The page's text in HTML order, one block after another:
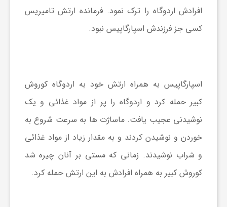
افرادش اردوگاه را ترک نمود. فرمانده ارتش تامیریس
کسی جز فرزندش اسپارگاپیس نبود.
اسپارگاپیس به همراه ارتش خود به اردوگاه کوروش
کبیر حمله کرد و اردوگاه را پر از مواد غذائی و یک
نوشیدنی عجیب یافت. ماساژت ها به سرعت شروع به
خوردن و نوشیدن کردند و به مقدار زیاد از مواد غذائی
و شراب نوشیدند. زمانی که مستی بر آنان چیره شد
کوروش کبیر به همراه افرادش به این ارتش حمله کرد.